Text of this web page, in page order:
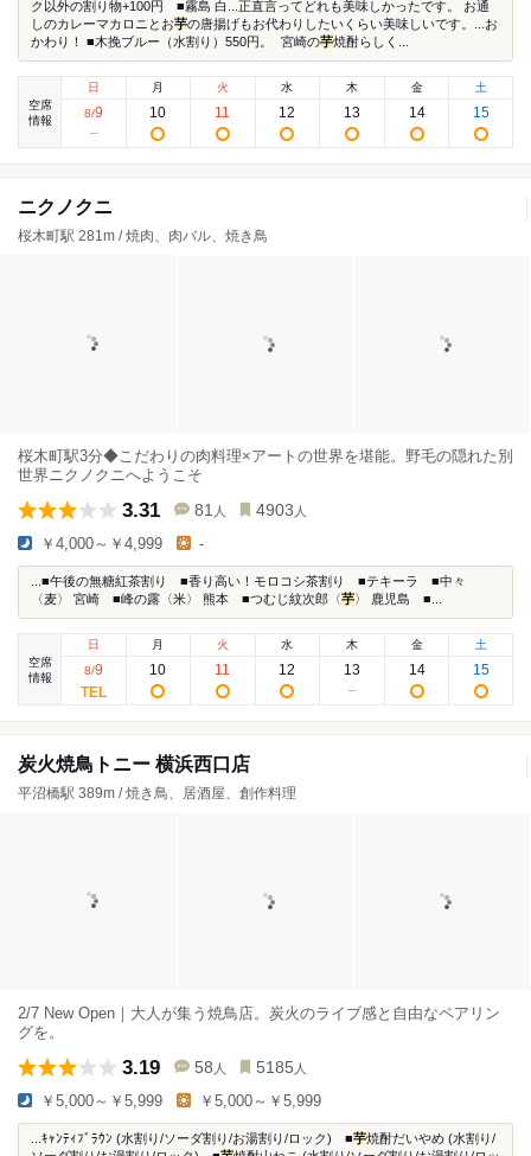
ク以外の割り物+100円 ■霧島 白...正直言ってどれも美味しかったです。 お通
しのカレーマカロニとお芋の唐揚げもお代わりしたいくらい美味しいです。...お
かわり！ ■木挽ブルー（水割り）550円。 宮崎の芋焼酎らしく...
空席
情報
日
8/9
月
10
火
11
水
12
木
13
金
14
土
15
ニクノクニ
桜木町駅 281m / 焼肉、肉バル、焼き鳥
桜木町駅3分◆こだわりの肉料理×アートの世界を堪能。野毛の隠れた別
世界ニクノクニへようこそ
3.31 81 人 4903 人
￥4,000～￥4,999 -
...■午後の無糖紅茶割り ■香り高い！モロコシ茶割り ■テキーラ ■中々
〈麦〉 宮崎 ■峰の露〈米〉 熊本 ■つむじ紋次郎〈芋〉 鹿児島 ■...
空席
情報
日
8/9
月
10
火
11
水
12
木
13
金
14
土
15
炭火焼鳥トニー 横浜西口店
平沼橋駅 389m / 焼き鳥、居酒屋、創作料理
2/7 New Open｜大人が集う焼鳥店。炭火のライブ感と自由なペアリン
グを。
3.19 58 人 5185 人
￥5,000～￥5,999 ￥5,000～￥5,999
...ｷｬﾝﾃｨﾌﾞﾗｳﾝ (水割り/ソーダ割り/お湯割り/ロック) ■芋焼酎だいやめ (水割り/